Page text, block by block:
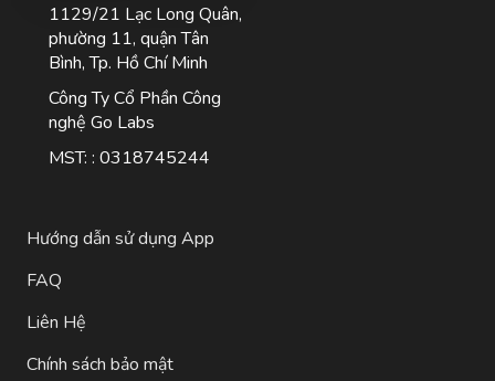
1129/21 Lạc Long Quân,
phường 11, quận Tân
Bình, Tp. Hồ Chí Minh
Công Ty Cổ Phần Công
nghệ Go Labs
MST: : 0318745244
Hướng dẫn sử dụng App
FAQ
Liên Hệ
Chính sách bảo mật